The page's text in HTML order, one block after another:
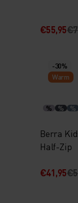
€55,95
-30%
Warm
% % %
Berra
Half-Zip
€41,95